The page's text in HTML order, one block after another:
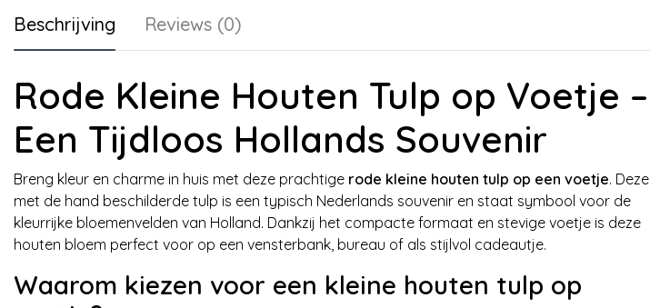
Beschrijving Reviews (0)
Rode Kleine Houten Tulp op Voetje –
Een Tijdloos Hollands Souvenir
Breng kleur en charme in huis met deze prachtige rode kleine houten tulp op een voetje. Deze
met de hand beschilderde tulp is een typisch Nederlands souvenir en staat symbool voor de
kleurrijke bloemenvelden van Holland. Dankzij het compacte formaat en stevige voetje is deze
houten bloem perfect voor op een vensterbank, bureau of als stijlvol cadeautje.
Waarom kiezen voor een kleine houten tulp op